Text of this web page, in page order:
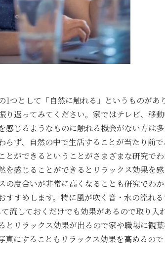
つとして「自然に触れる」というものがあ
り返ってみてください。家ではテレビ、移
感じるようなものに触れる機会がない方は
ず、自然の中で生活することが当たり前
とができるということがさまざまな研究で
を感じることができるとリラックス効果を
度合いが非常に高くなることも研究でわ
すすめします。特に風が吹く音・水の流れ
流しておくだけでも効果があるので取り入
リラックス効果が出るので家や職場に観
真にすることもリラックス効果を高めるの